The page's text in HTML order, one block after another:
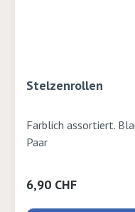
Stelzenrollen
Farblich assortiert.
Paar
Regulärer Preis:
6,90 CHF